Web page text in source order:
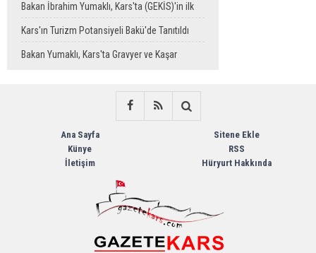
Bakan İbrahim Yumaklı, Kars'ta (GEKİS)'in ilk
uygulamasını başlattı
Kars'ın Turizm Potansiyeli Bakü'de Tanıtıldı
Bakan Yumaklı, Kars'ta Gravyer ve Kaşar
Ana Sayfa
Künye
İletişim
Sitene Ekle
RSS
Hüryurt Hakkında